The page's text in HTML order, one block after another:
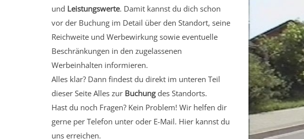
und Leistungswerte. Damit kannst du dich schon
vor der Buchung im Detail über den Standort, seine
Reichweite und Werbewirkung sowie eventuelle
Beschränkungen in den zugelassenen
Werbeinhalten informieren.
Alles klar? Dann findest du direkt im unteren Teil
dieser Seite Alles zur Buchungdes Standorts.
Hast du noch Fragen? Kein Problem! Wir helfen dir
gerne per Telefon unter oder E-Mail. Hier kannst du
uns erreichen.